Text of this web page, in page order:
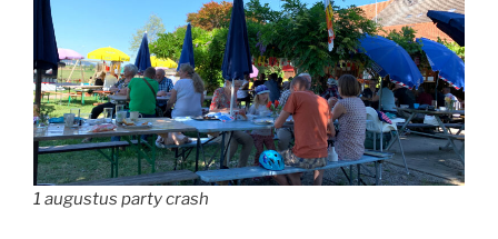
1 augustus party crash